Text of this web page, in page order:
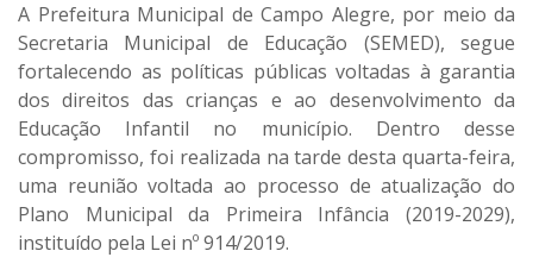
A Prefeitura Municipal de Campo Alegre, por meio da
Secretaria Municipal de Educação (SEMED), segue
fortalecendo as políticas públicas voltadas à garantia
dos direitos das crianças e ao desenvolvimento da
Educação Infantil no município. Dentro desse
compromisso, foi realizada na tarde desta quarta-feira,
uma reunião voltada ao processo de atualização do
Plano Municipal da Primeira Infância (2019-2029),
instituído pela Lei nº 914/2019.